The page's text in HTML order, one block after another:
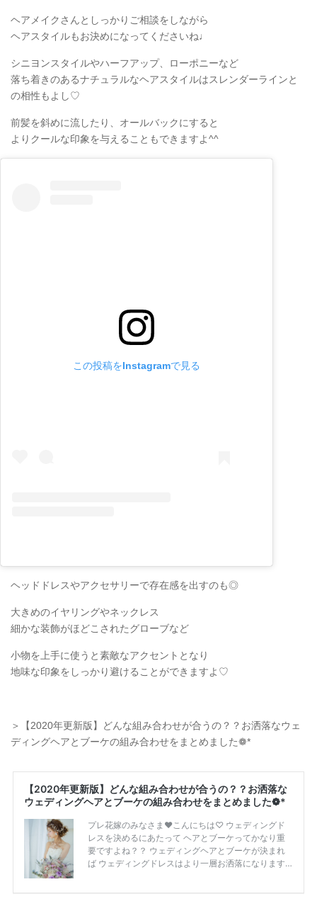
ヘアメイクさんとしっかりご相談をしながら
ヘアスタイルもお決めになってくださいね♩
シニヨンスタイルやハーフアップ、ローポニーなど
落ち着きのあるナチュラルなヘアスタイルはスレンダーラインと
の相性もよし♡
前髪を斜めに流したり、オールバックにすると
よりクールな印象を与えることもできますよ^^
この投稿をInstagramで見る
ヘッドドレスやアクセサリーで存在感を出すのも◎
大きめのイヤリングやネックレス
細かな装飾がほどこされたグローブなど
小物を上手に使うと素敵なアクセントとなり
地味な印象をしっかり避けることができますよ♡
＞【2020年更新版】どんな組み合わせが合うの？？お洒落なウェ
ディングヘアとブーケの組み合わせをまとめました❁*